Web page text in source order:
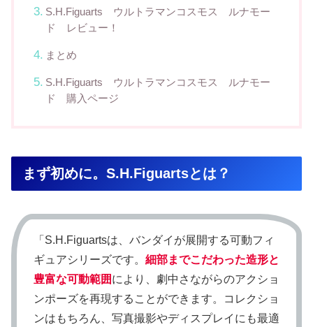
S.H.Figuarts ウルトラマンコスモス ルナモー
ド レビュー！
まとめ
S.H.Figuarts ウルトラマンコスモス ルナモー
ド 購入ページ
まず初めに。S.H.Figuartsとは？
「S.H.Figuartsは、バンダイが展開する可動フィ
ギュアシリーズです。 細部までこだわった造形と
豊富な可動範囲により、劇中さながらのアクショ
ンポーズを再現することができます。コレクショ
ンはもちろん、写真撮影やディスプレイにも最適